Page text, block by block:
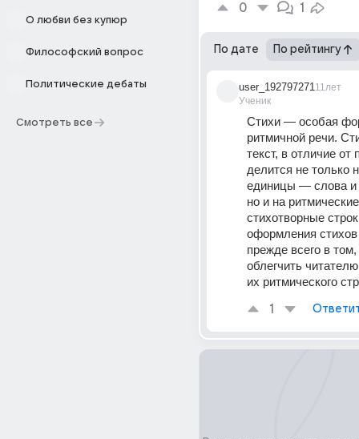
О любви без купюр
Философский вопрос
Политические дебаты
Смотреть все
0 1
По дате По рейтингу
user_192797271
Ученик
11лет
Стихи — особая
ритмичной речи.
текст, в отличие от
делится не только
единицы — слова и
но и на
стихотворные
оформления
прежде всего в
облегчить
их ритмического
1